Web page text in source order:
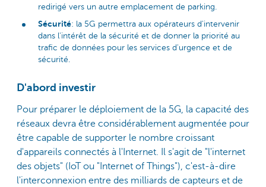
redirigé vers un autre emplacement de parking.
Sécurité: la 5G permettra aux opérateurs d'intervenir
dans l'intérêt de la sécurité et de donner la priorité au
trafic de données pour les services d'urgence et de
sécurité.
D'abord investir
Pour préparer le déploiement de la 5G, la capacité des
réseaux devra être considérablement augmentée pour
être capable de supporter le nombre croissant
d'appareils connectés à l'Internet. Il s'agit de "l'internet
des objets" (IoT ou "Internet of Things"), c'est-à-dire
l'interconnexion entre des milliards de capteurs et de